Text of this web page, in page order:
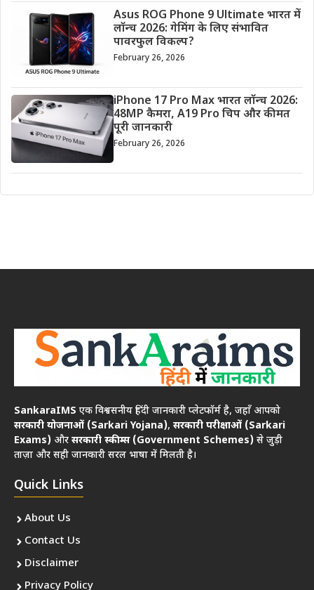
Asus ROG Phone 9 Ultimate भारत में
लॉन्च 2026: गेमिंग के लिए संभावित
पावरफुल विकल्प?
February 26, 2026
iPhone 17 Pro Max भारत लॉन्च 2026:
48MP कैमरा, A19 Pro चिप और कीमत
पूरी जानकारी
February 26, 2026
SankaraIMS एक विश्वसनीय हिंदी जानकारी प्लेटफॉर्म है, जहाँ आपको
सरकारी योजनाओं (Sarkari Yojana), सरकारी परीक्षाओं (Sarkari
Exams) और सरकारी स्कीम्स (Government Schemes) से जुड़ी
ताज़ा और सही जानकारी सरल भाषा में मिलती है।
Quick Links
About Us
Contact Us
Disclaimer
Privacy Policy